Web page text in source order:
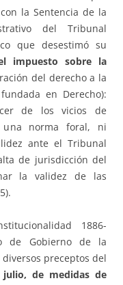
la Sentencia de la
del Tribunal
que desestimó su
impuesto sobre la
del derecho a la
en Derecho):
de los vicios de
una norma foral, ni
ante el Tribunal
de jurisdicción del
la validez de las
1886-
de Gobierno de la
preceptos del
julio, de medidas de